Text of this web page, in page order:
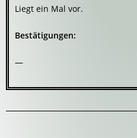
Liegt ein Mal vor.
Bestätigungen:
—